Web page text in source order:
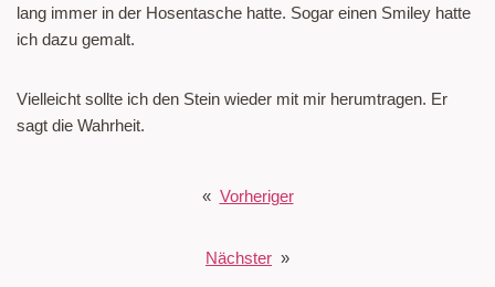
lang immer in der Hosentasche hatte. Sogar einen Smiley hatte
ich dazu gemalt.
Vielleicht sollte ich den Stein wieder mit mir herumtragen. Er
sagt die Wahrheit.
« Vorheriger
Nächster »